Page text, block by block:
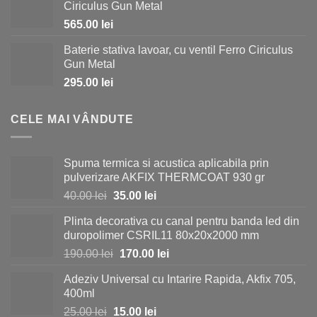
Ciriculus Gun Metal
565.00 lei
Baterie stativa lavoar, cu ventil Ferro Ciriculus
Gun Metal
295.00 lei
CELE MAI VÂNDUTE
Spuma termica si acustica aplicabila prin
pulverizare AKFIX THERMCOAT 930 gr
40.00lei Prețul
a
fost:
40.00 lei.
35.00 leiPrețul
este:
35.00 lei.
Plinta decorativa cu canal pentru banda led din
duropolimer CSRIL11 80x20x2000 mm
190.00lei Prețul
a
190.00 lei.
170.00 leiPrețul
este:
Adeziv Universal cu Intarire Rapida, Akfix 705,
400ml
25.00lei Prețul
15.00 leiPrețul